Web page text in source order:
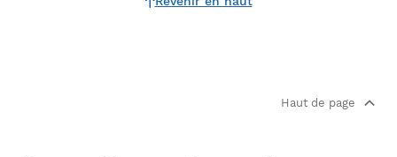
Haut de page